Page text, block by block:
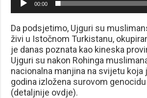
00:00
Da podsjetimo, Ujguri su
živi u Istočnom Turkistanu,
je danas poznata kao kineska
Ujguri su nakon Rohinga
nacionalna manjina na svijetu koja
godina izložena surovom
(detaljnije ovdje).